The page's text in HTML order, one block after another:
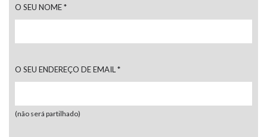
O SEU NOME*
O SEU ENDEREÇO DE EMAIL *
(não será partilhado)